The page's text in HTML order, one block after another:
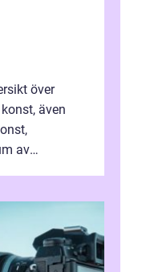
över
även
av